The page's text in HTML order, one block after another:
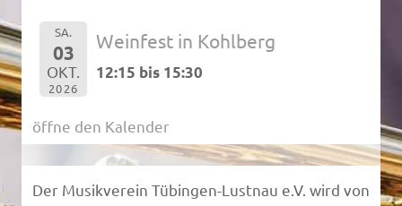
SA.
03
OKT.
2026
Weinfest in Kohlberg
12:15 bis 15:30
öffne den Kalender
Der Musikverein Tübingen-Lustnau e.V. wird von